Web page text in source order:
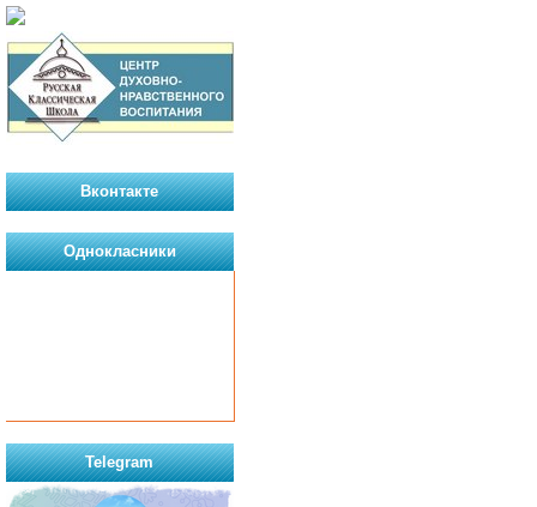
Вконтакте
Однокласники
Telegram